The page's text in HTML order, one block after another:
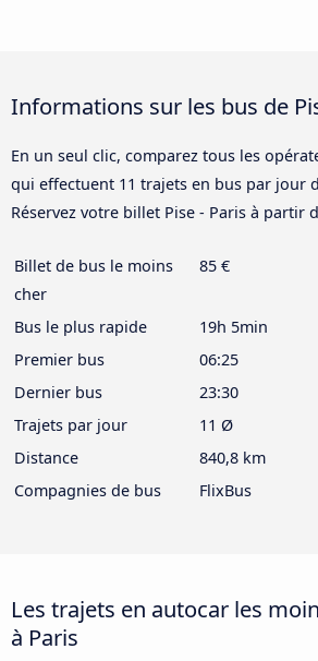
Informations sur les bus de
En un seul clic, comparez tous les
qui effectuent 11 trajets en bus par jour
Réservez votre billet Pise - Paris à partir
Billet de bus le moins
cher
85 €
Bus le plus rapide
19h 5min
Premier bus
06:25
Dernier bus
23:30
Trajets par jour
11 Ø
Distance
840,8 km
Compagnies de bus
FlixBus
Les trajets en autocar les
à Paris